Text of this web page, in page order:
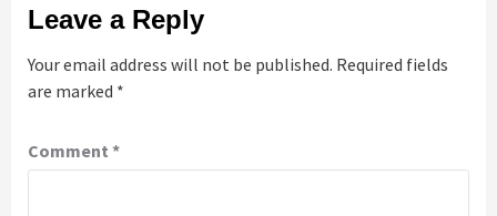
Leave a Reply
Your email address will not be published. Required fields
are marked *
Comment *